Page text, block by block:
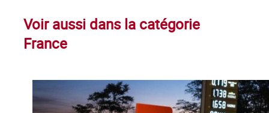
Voir aussi dans la catégorie
France